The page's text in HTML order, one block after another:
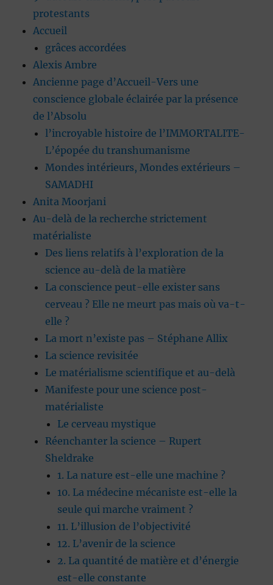
protestants
Accueil
grâces accordées
Alexis Ambre
Ancienne page d’Accueil-Vers une
conscience globale éclairée par la présence
de l’Absolu
l’incroyable histoire de l’IMMORTALITE-
L’épopée du transhumanisme
Mondes intérieurs, Mondes extérieurs –
SAMADHI
Anita Moorjani
Au-delà de la recherche strictement
matérialiste
Des liens relatifs à l’exploration de la
science au-delà de la matière
La conscience peut-elle exister sans
cerveau ? Elle ne meurt pas mais où va-t-
elle ?
La mort n’existe pas – Stéphane Allix
La science revisitée
Le matérialisme scientifique et au-delà
Manifeste pour une science post-
matérialiste
Le cerveau mystique
Réenchanter la science – Rupert
Sheldrake
1. La nature est-elle une machine ?
10. La médecine mécaniste est-elle la
seule qui marche vraiment ?
11. L’illusion de l’objectivité
12. L’avenir de la science
2. La quantité de matière et d’énergie
est-elle constante